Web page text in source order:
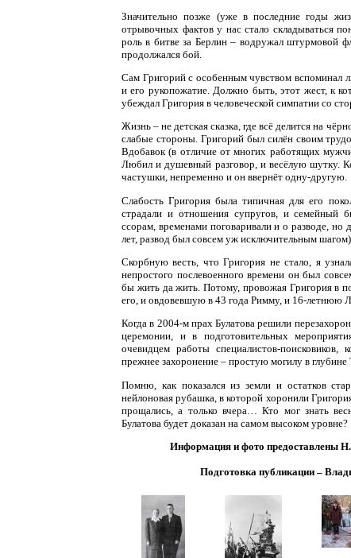
Значительно позже (уже в последние годы
отрывочных фактов у нас стало складываться
роль в битве за Берлин – водружал штурмовой
продолжался бой.
Сам Григорий с особенным чувством
и его рукопожатие. Должно быть, этот жест, к
убеждал Григория в человеческой симпатии со
Жизнь – не детская сказка, где всё делится на
слабые стороны. Григорий был силён своим
Вдобавок (в отличие от многих работящих
Любил и душевный разговор, и весёлую шутку.
частушки, непременно и он ввернёт одну-другую.
Слабость Григория была типичная для его
страдали и отношения супругов, и семейный
ссорам, временами поговаривали и о разводе,
лет, развод был совсем уж исключительным шагом).
Скорбную весть, что Григория не стало, я
непростого послевоенного времени он был
бы жить да жить. Потому, провожая Григория в
его, и овдовевшую в 43 года Римму, и 16-летнюю
Когда в 2004-м прах Булатова решили
церемонии, и в подготовительных
очевидцем работы специалистов-
прежнее захоронение – простую могилу в
Помню, как показался из земли и остатков
нейлоновая рубашка, в которой хоронили
прощались, а только вчера… Кто мог знать
Булатова будет доказан на самом высоком уровне?
Информация и фото предоставлены
Подготовка публикации –